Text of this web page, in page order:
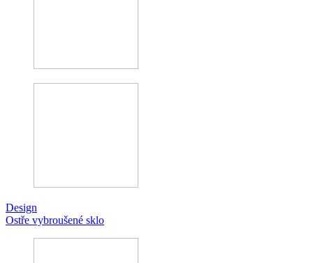
Design
Ostře vybroušené sklo